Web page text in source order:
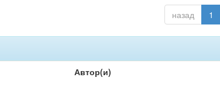
назад 1
Автор(и)